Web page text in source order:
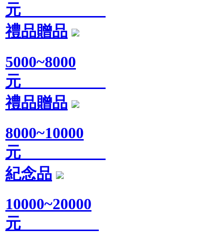
元
禮品贈品
5000~8000
元
禮品贈品
8000~10000
元
紀念品
10000~20000
元